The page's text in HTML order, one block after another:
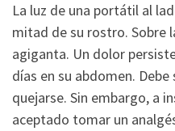
La luz de una portátil al
mitad de su rostro. Sobre
agiganta. Un dolor
días en su abdomen.
quejarse. Sin embargo, a
aceptado tomar un